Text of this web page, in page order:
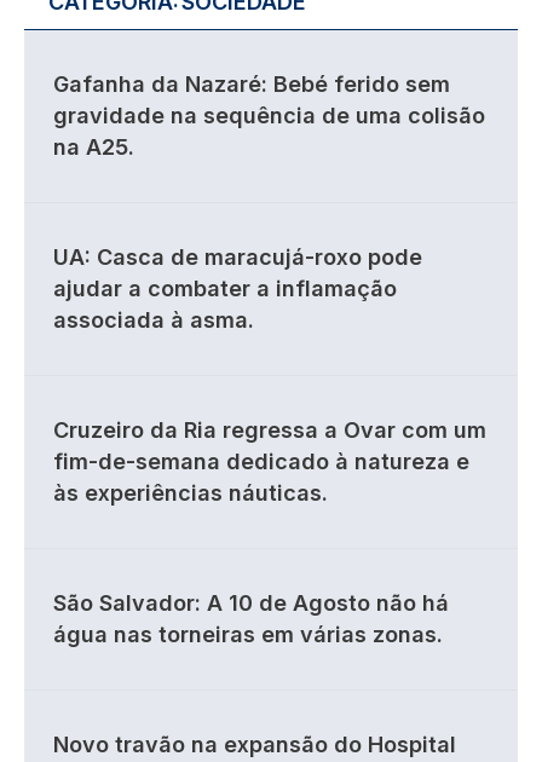
Gafanha da Nazaré: Bebé ferido sem
gravidade na sequência de uma colisão
na A25.
UA: Casca de maracujá-roxo pode
ajudar a combater a inflamação
associada à asma.
Cruzeiro da Ria regressa a Ovar com um
fim-de-semana dedicado à natureza e
às experiências náuticas.
São Salvador: A 10 de Agosto não há
água nas torneiras em várias zonas.
Novo travão na expansão do Hospital